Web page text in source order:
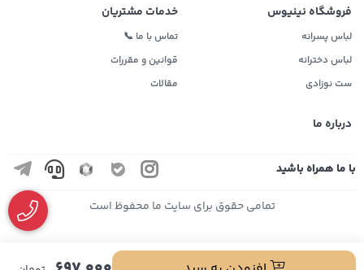
فروشگاه نینیوس
لباس پسرانه
لباس دخترانه
ست نوزادی
خدمات مشتریان
تماس با ما 📞
قوانین و مقررات
مقالات
درباره ما
با ما همراه باشید
تمامی حقوق برای سایت ما محفوظ است